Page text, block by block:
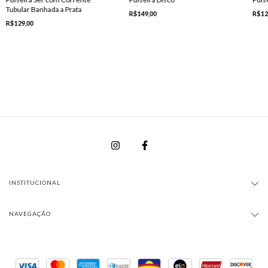
Tubular Banhada a Prata
R$129,00
R$149,00
INSTITUCIONAL
NAVEGAÇÃO